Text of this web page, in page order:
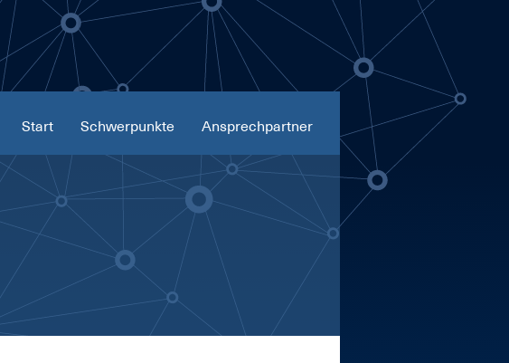
Ansprechpartner
Schwerpunkte
Start